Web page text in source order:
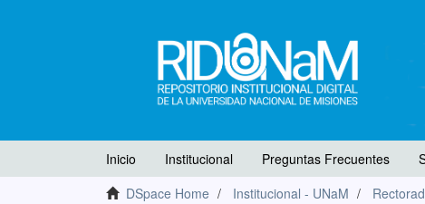
Inicio Institucional Preguntas Frecuentes
DSpace Home
Institucional - UNaM